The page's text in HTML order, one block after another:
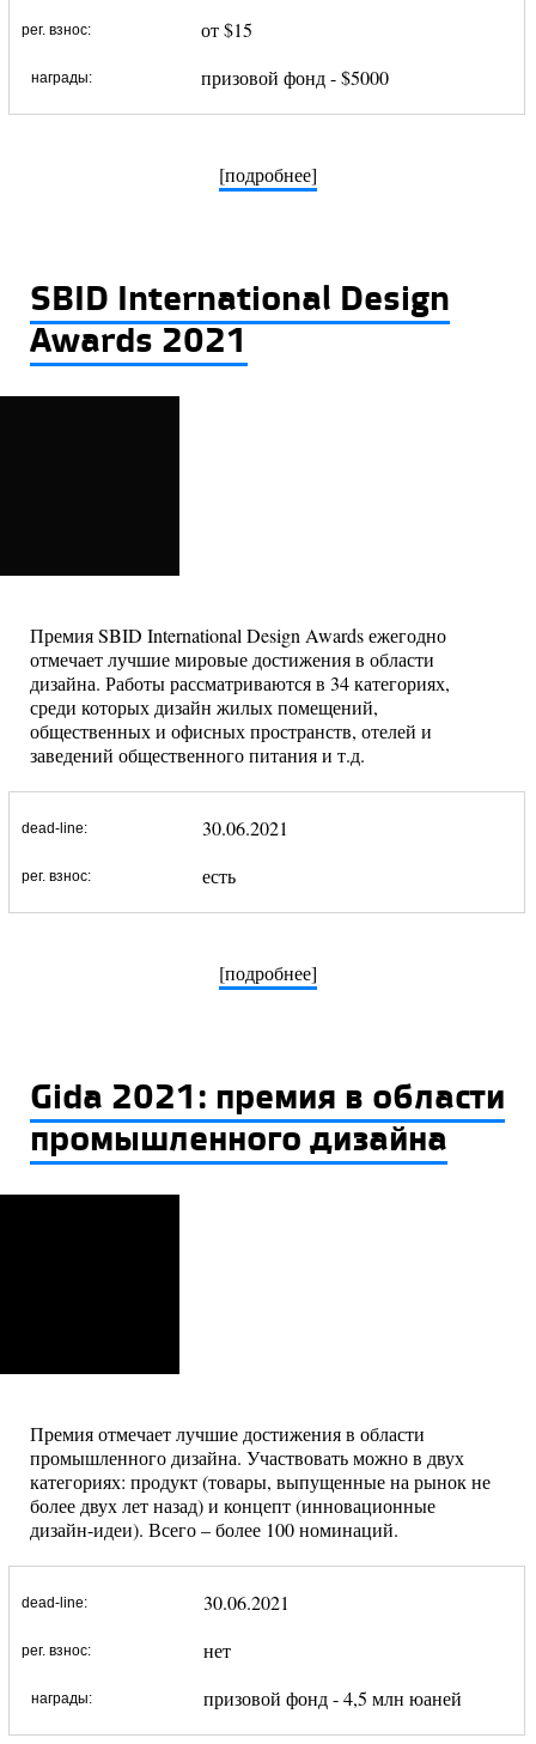
рег. взнос: от $15
награды: призовой фонд - $5000
[подробнее]
SBID International Design
Awards 2021
Премия SBID International Design Awards ежегодно
отмечает лучшие мировые достижения в области
дизайна. Работы рассматриваются в 34 категориях,
среди которых дизайн жилых помещений,
общественных и офисных пространств, отелей и
заведений общественного питания и т.д.
dead-line: 30.06.2021
рег. взнос: есть
[подробнее]
Gida 2021: премия в области
промышленного дизайна
Премия отмечает лучшие достижения в области
промышленного дизайна. Участвовать можно в двух
категориях: продукт (товары, выпущенные на рынок не
более двух лет назад) и концепт (инновационные
дизайн-идеи). Всего – более 100 номинаций.
dead-line: 30.06.2021
рег. взнос: нет
награды: призовой фонд - 4,5 млн юаней